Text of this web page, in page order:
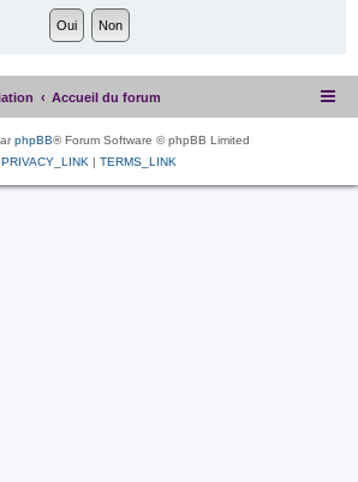
h
Accueil du forum
phpBB® Forum Software © phpBB Limited
PRIVACY_LINK | TERMS_LINK